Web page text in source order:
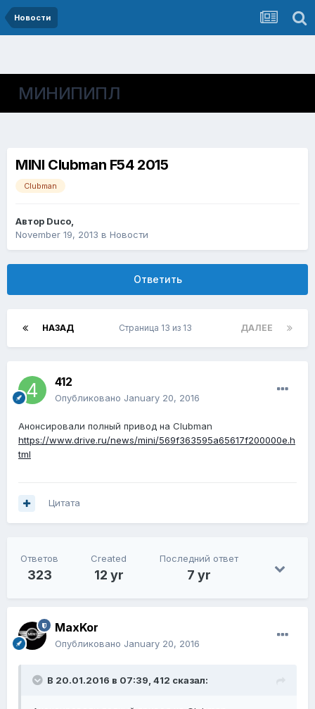
Новости
МИНИПИПЛ
MINI Clubman F54 2015
Clubman
Автор Duco,
November 19, 2013 в Новости
Ответить
НАЗАД ДАЛЕЕ
Страница 13 из 13
412
Опубликовано January 20, 2016
Анонсировали полный привод на Clubman
https://www.drive.ru/news/mini/569f363595a65617f200000e.h
tml
Цитата
Ответов
323
Created
12 yr
Последний ответ
7 yr
MaxKor
Опубликовано January 20, 2016
В 20.01.2016 в 07:39, 412 сказал: